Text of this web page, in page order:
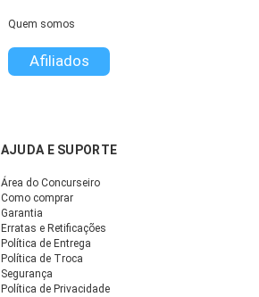
Quem somos
Afiliados
AJUDA E SUPORTE
Área do Concurseiro
Como comprar
Garantia
Erratas e Retificações
Política de Entrega
Política de Troca
Segurança
Política de Privacidade